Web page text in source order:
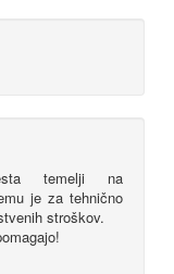
temelji na
je za tehnično
stroškov.